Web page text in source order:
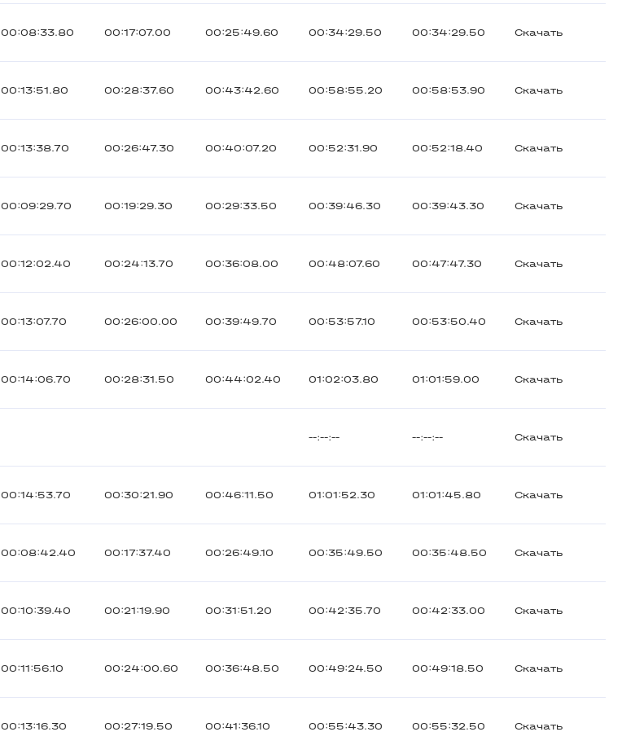
00:08:33.80 00:17:07.00 00:25:49.60 00:34:29.50 00:34:29.50 Скачать
00:13:51.80 00:28:37.60 00:43:42.60 00:58:55.20 00:58:53.90 Скачать
00:13:38.70 00:26:47.30 00:40:07.20 00:52:31.90 00:52:18.40 Скачать
00:09:29.70 00:19:29.30 00:29:33.50 00:39:46.30 00:39:43.30 Скачать
00:12:02.40 00:24:13.70 00:36:08.00 00:48:07.60 00:47:47.30 Скачать
00:13:07.70 00:26:00.00 00:39:49.70 00:53:57.10 00:53:50.40 Скачать
00:14:06.70 00:28:31.50 00:44:02.40 01:02:03.80 01:01:59.00 Скачать
--:--:-- --:--:-- Скачать
00:14:53.70 00:30:21.90 00:46:11.50 01:01:52.30 01:01:45.80 Скачать
00:08:42.40 00:17:37.40 00:26:49.10 00:35:49.50 00:35:48.50 Скачать
00:10:39.40 00:21:19.90 00:31:51.20 00:42:35.70 00:42:33.00 Скачать
00:11:56.10 00:24:00.60 00:36:48.50 00:49:24.50 00:49:18.50 Скачать
00:13:16.30 00:27:19.50 00:41:36.10 00:55:43.30 00:55:32.50 Скачать